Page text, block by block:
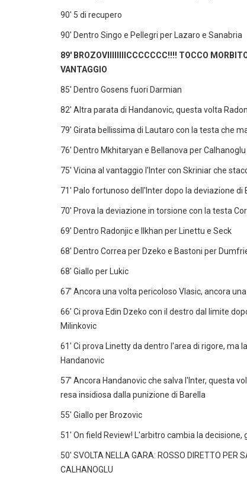
90' 5 di recupero
90' Dentro Singo e Pellegri per Lazaro e Sanabria
89' BROZOVIIIIIIIICCCCCCC!!!! TOCCO
VANTAGGIO
85' Dentro Gosens fuori Darmian
82' Altra parata di Handanovic, questa volta
79' Girata bellissima di Lautaro con la testa che
76' Dentro Mkhitaryan e Bellanova per
75' Vicina al vantaggio l'Inter con Skriniar che
71' Palo fortunoso dell'Inter dopo la deviazione di
70' Prova la deviazione in torsione con la testa
69' Dentro Radonjic e Ilkhan per Linettu e Seck
68' Dentro Correa per Dzeko e Bastoni per
68' Giallo per Lukic
67' Ancora una volta pericoloso Vlasic, ancora
66' Ci prova Edin Dzeko con il destro dal limite
Milinkovic
61' Ci prova Linetty da dentro l'area di rigore, ma
Handanovic
57' Ancora Handanovic che salva l'Inter, questa
resa insidiosa dalla punizione di Barella
55' Giallo per Brozovic
51' On field Review! L'arbitro cambia la decisione,
50' SVOLTA NELLA GARA: ROSSO DIRETTO PER
CALHANOGLU